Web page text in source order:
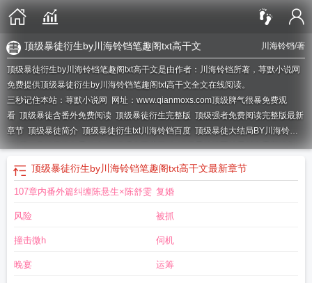
川海铃铛/著
顶级暴徒衍生by川海铃铛笔趣阁txt高干文
顶级暴徒衍生by川海铃铛笔趣阁txt高干文是由作者：川海铃铛所著，荨默小说网
免费提供顶级暴徒衍生by川海铃铛笔趣阁txt高干文全文在线阅读。
三秒记住本站：荨默小说网 网址：www.qianmoxs.com顶级脾气很暴免费观
看 顶级暴徒含番外免费阅读 顶级暴徒衍生完整版 顶级强者免费阅读完整版最新
章节 顶级暴徒简介 顶级暴徒衍生txt川海铃铛百度 顶级暴徒大结局BY川海铃
铛第一章顶级炮灰是什么顶级强者百度百科顶级暴徒续写结局川海最新笔趣
顶级强者最新章节目录全 顶级暴徒川海铃铛TXT
顶级暴徒衍生by川海铃铛笔趣阁txt高干文最新章节
107章内番外篇纠缠陈悬生×陈舒雯 复婚
风险 被抓
撞击微h 伺机
晚宴 运筹